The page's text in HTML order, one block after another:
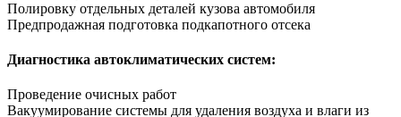
Полировку отдельных деталей кузова автомобиля
Предпродажная подготовка подкапотного отсека
Диагностика автоклиматических систем:
Проведение очисных работ
Вакуумирование системы для удаления воздуха и влаги из